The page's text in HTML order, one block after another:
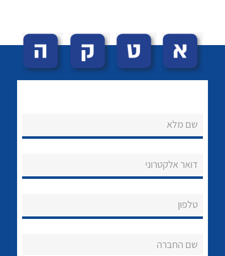
נקודות מכירה
שאלות ותשובות
שם מלא
דואר אלקטרוני
טלפון
שם החברה